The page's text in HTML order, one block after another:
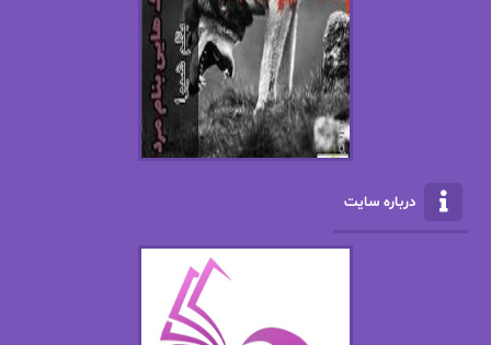
الف صاد
الکساندر دوما
الناز پاکپور‌
الناز محمدی
امیر فرهی
باران
درباره سایت